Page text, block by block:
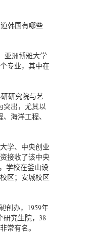
韩国有哪些
亚洲博雅大学
专业，其中在
研究院与艺
突出，尤其以
海洋工程、
学、中央创业
接收了该中央
学校在釜山设
区；安城校区
创办，1959年
研究生院，38
常有名。